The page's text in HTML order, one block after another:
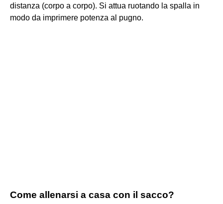
distanza (corpo a corpo). Si attua ruotando la spalla in
modo da imprimere potenza al pugno.
Come allenarsi a casa con il sacco?